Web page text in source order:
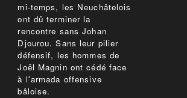
mi-temps, les Neuchâtelois
ont dû terminer la
rencontre sans Johan
Djourou. Sans leur pilier
défensif, les hommes de
Joël Magnin ont cédé face
à l'armada offensive
bâloise.